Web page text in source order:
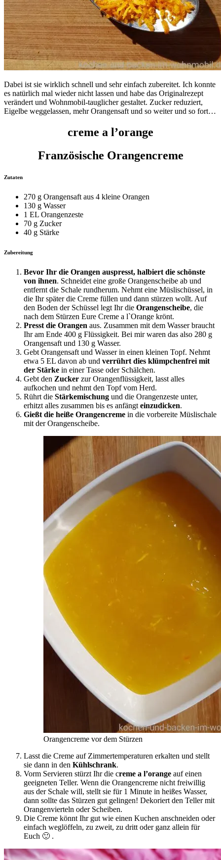
Dabei ist sie wirklich schnell und sehr einfach zubereitet. Ich konnte
es natürlich mal wieder nicht lassen und habe das Originalrezept
verändert und Wohnmobil-tauglicher gestaltet. Zucker reduziert,
Eigelbe weggelassen, mehr Orangensaft und so weiter und so fort…
creme a l’orange
Französische Orangencreme
Zutaten
270 g Orangensaft aus 4 kleine Orangen
130 g Wasser
1 EL Orangenzeste
70 g Zucker
40 g Stärke
Zubereitung
Bevor Ihr die Orangen auspresst, halbiert die schönste
von ihnen. Schneidet eine große Orangenscheibe ab und
entfernt die Schale rundherum. Nehmt eine Müslischüssel, in
die Ihr später die Creme füllen und dann stürzen wollt. Auf
den Boden der Schüssel legt Ihr die Orangenscheibe, die
nach dem Stürzen Eure Creme a lˋOrange krönt.
Presst die Orangen aus. Zusammen mit dem Wasser braucht
Ihr am Ende 400 g Flüssigkeit. Bei mir waren das also 280 g
Orangensaft und 130 g Wasser.
Gebt Orangensaft und Wasser in einen kleinen Topf. Nehmt
etwa 5 EL davon ab und verrührt dies klümpchenfrei mit
der Stärke in einer Tasse oder Schälchen.
Gebt den Zucker zur Orangenflüssigkeit, lasst alles
aufkochen und nehmt den Topf vom Herd.
Rührt die Stärkemischung und die Orangenzeste unter,
erhitzt alles zusammen bis es anfängt einzudicken.
Gießt die heiße Orangencreme in die vorbereite Müslischale
mit der Orangenscheibe.
Orangencreme vor dem Stürzen
Lasst die Creme auf Zimmertemperaturen erkalten und stellt
sie dann in den Kühlschrank.
Vorm Servieren stürzt Ihr die creme a l’orange auf einen
geeigneten Teller. Wenn die Orangencreme nicht freiwillig
aus der Schale will, stellt sie für 1 Minute in heißes Wasser,
dann sollte das Stürzen gut gelingen! Dekoriert den Teller mit
Orangenvierteln oder Scheiben.
Die Creme könnt Ihr gut wie einen Kuchen anschneiden oder
einfach weglöffeln, zu zweit, zu dritt oder ganz allein für
Euch 🙂 .